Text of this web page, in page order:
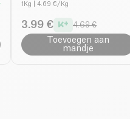
1Kg | 4.69 €/Kg
3.99 € 4.69 €
Toevoegen aan
mandje